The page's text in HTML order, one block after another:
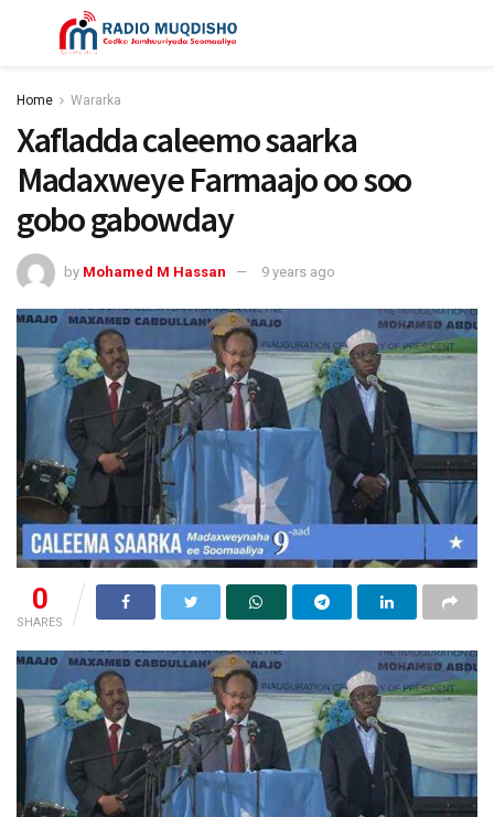
Home Wararka
Xafladda caleemo saarka
Madaxweye Farmaajo oo soo
gobo gabowday
by Mohamed M Hassan 9 years ago
0
SHARES